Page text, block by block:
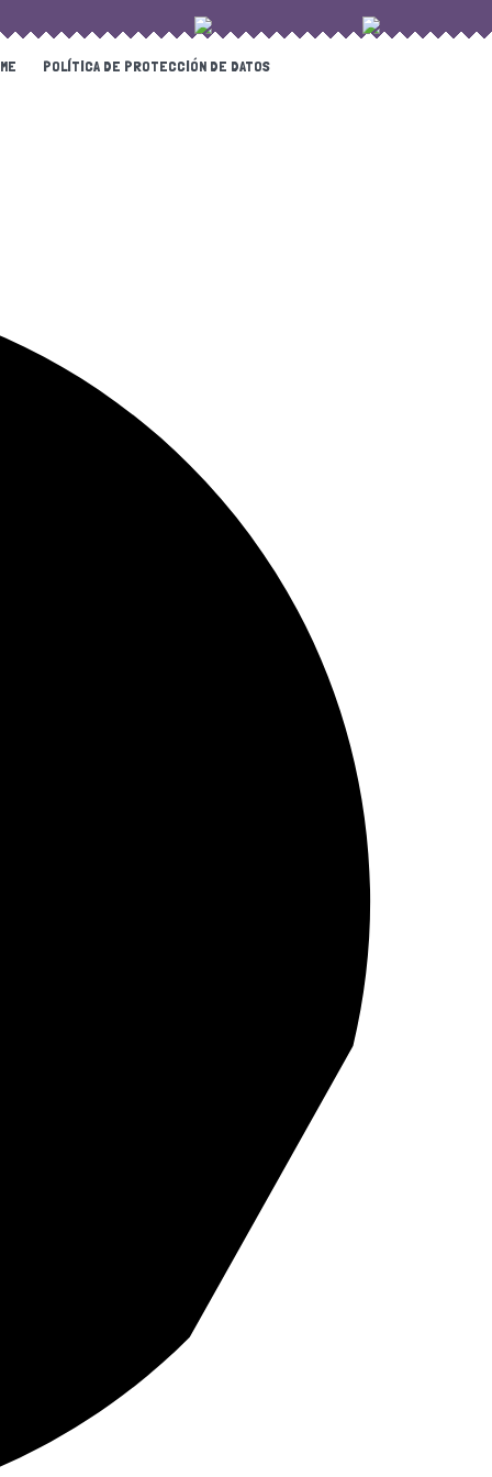
POLÍTICA DE PROTECCIÓN DE DATOS